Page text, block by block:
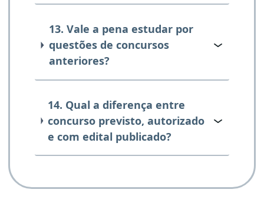
13. Vale a pena estudar por
questões de concursos
anteriores?
14. Qual a diferença entre
concurso previsto, autorizado
e com edital publicado?